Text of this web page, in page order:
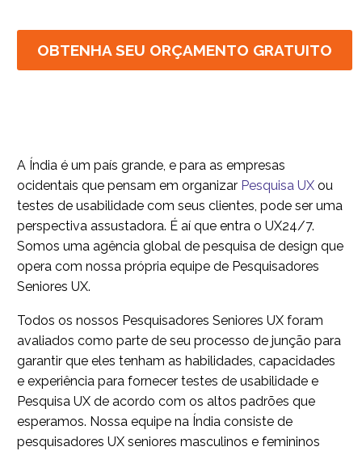
OBTENHA SEU ORÇAMENTO GRATUITO
A Índia é um país grande, e para as empresas
ocidentais que pensam em organizar Pesquisa UX ou
testes de usabilidade com seus clientes, pode ser uma
perspectiva assustadora. É aí que entra o UX24/7.
Somos uma agência global de pesquisa de design que
opera com nossa própria equipe de Pesquisadores
Seniores UX.
Todos os nossos Pesquisadores Seniores UX foram
avaliados como parte de seu processo de junção para
garantir que eles tenham as habilidades, capacidades
e experiência para fornecer testes de usabilidade e
Pesquisa UX de acordo com os altos padrões que
esperamos. Nossa equipe na Índia consiste de
pesquisadores UX seniores masculinos e femininos